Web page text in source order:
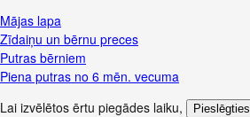
Mājas lapa
Zīdaiņu un bērnu preces
Putras bērniem
Piena putras no 6 mēn. vecuma
Lai izvēlētos ērtu piegādes laiku, Pieslēgties